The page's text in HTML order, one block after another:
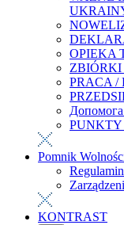
OPIEKA
PRACA
PUNKTY
Pomnik
KONTRAST